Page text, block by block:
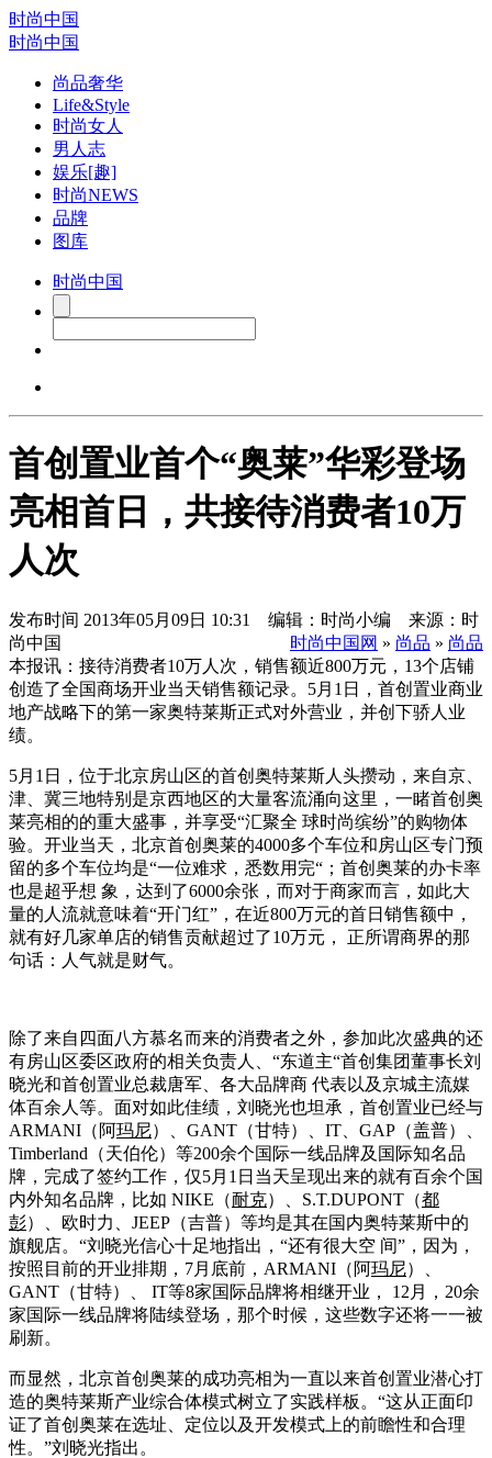
时尚中国
时尚中国
尚品奢华
Life&Style
时尚女人
男人志
娱乐[趣]
时尚NEWS
品牌
图库
时尚中国
首创置业首个“奥莱”华彩登场
亮相首日，共接待消费者10万
人次
发布时间 2013年05月09日 10:31 编辑：时尚小编 来源：时
尚中国
时尚中国网 » 尚品 » 尚品
本报讯：接待消费者10万人次，销售额近800万元，13个店铺
创造了全国商场开业当天销售额记录。5月1日，首创置业商业
地产战略下的第一家奥特莱斯正式对外营业，并创下骄人业
绩。
5月1日，位于北京房山区的首创奥特莱斯人头攒动，来自京、
津、冀三地特别是京西地区的大量客流涌向这里，一睹首创奥
莱亮相的的重大盛事，并享受“汇聚全 球时尚缤纷”的购物体
验。开业当天，北京首创奥莱的4000多个车位和房山区专门预
留的多个车位均是“一位难求，悉数用完“；首创奥莱的办卡率
也是超乎想 象，达到了6000余张，而对于商家而言，如此大
量的人流就意味着“开门红”，在近800万元的首日销售额中，
就有好几家单店的销售贡献超过了10万元， 正所谓商界的那
句话：人气就是财气。
除了来自四面八方慕名而来的消费者之外，参加此次盛典的还
有房山区委区政府的相关负责人、“东道主“首创集团董事长刘
晓光和首创置业总裁唐军、各大品牌商 代表以及京城主流媒
体百余人等。面对如此佳绩，刘晓光也坦承，首创置业已经与
ARMANI（阿玛尼）、GANT（甘特）、IT、GAP（盖普）、
Timberland（天伯伦）等200余个国际一线品牌及国际知名品
牌，完成了签约工作，仅5月1日当天呈现出来的就有百余个国
内外知名品牌，比如 NIKE（耐克）、S.T.DUPONT（都
彭）、欧时力、JEEP（吉普）等均是其在国内奥特莱斯中的
旗舰店。“刘晓光信心十足地指出，“还有很大空 间”，因为，
按照目前的开业排期，7月底前，ARMANI（阿玛尼）、
GANT（甘特）、 IT等8家国际品牌将相继开业， 12月，20余
家国际一线品牌将陆续登场，那个时候，这些数字还将一一被
刷新。
而显然，北京首创奥莱的成功亮相为一直以来首创置业潜心打
造的奥特莱斯产业综合体模式树立了实践样板。“这从正面印
证了首创奥莱在选址、定位以及开发模式上的前瞻性和合理
性。”刘晓光指出。